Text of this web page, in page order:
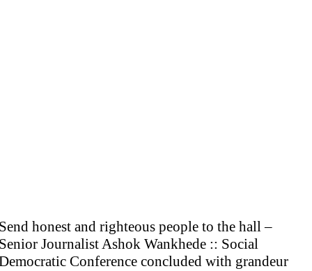
honest and righteous people to the hall –
Journalist Ashok Wankhede :: Social
Conference concluded with grandeur